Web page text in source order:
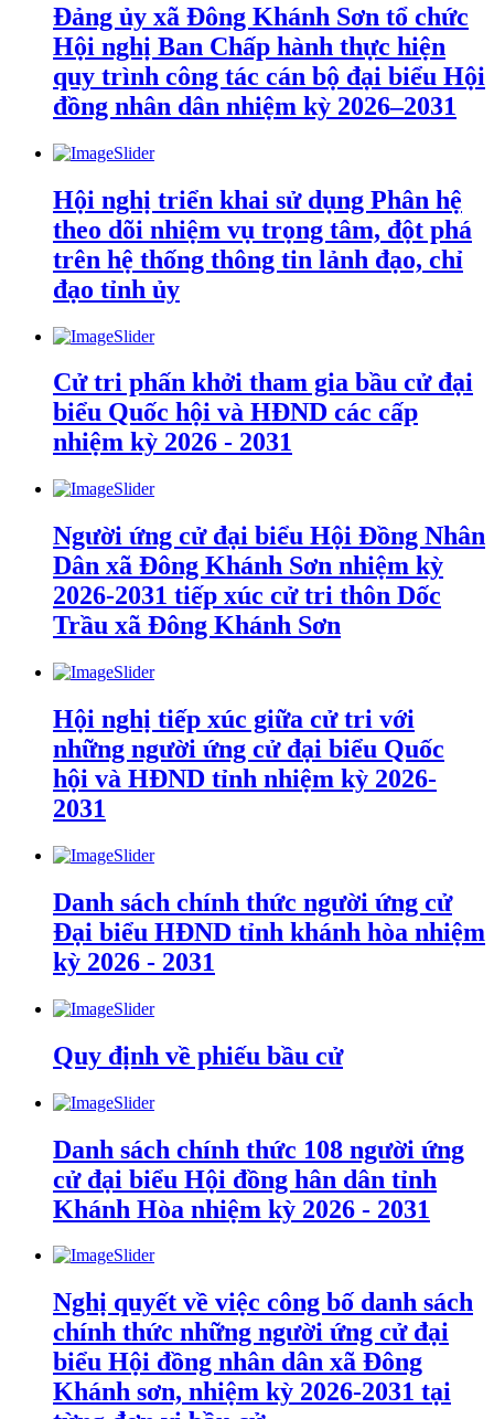
Đảng ủy xã Đông Khánh Sơn tổ chức
Hội nghị Ban Chấp hành thực hiện
quy trình công tác cán bộ đại biểu Hội
đồng nhân dân nhiệm kỳ 2026–2031
Hội nghị triển khai sử dụng Phân hệ
theo dõi nhiệm vụ trọng tâm, đột phá
trên hệ thống thông tin lảnh đạo, chỉ
đạo tỉnh ủy
Cử tri phấn khởi tham gia bầu cử đại
biểu Quốc hội và HĐND các cấp
nhiệm kỳ 2026 - 2031
Người ứng cử đại biểu Hội Đồng Nhân
Dân xã Đông Khánh Sơn nhiệm kỳ
2026-2031 tiếp xúc cử tri thôn Dốc
Trầu xã Đông Khánh Sơn
Hội nghị tiếp xúc giữa cử tri với
những người ứng cử đại biểu Quốc
hội và HĐND tỉnh nhiệm kỳ 2026-
2031
Danh sách chính thức người ứng cử
Đại biểu HĐND tỉnh khánh hòa nhiệm
kỳ 2026 - 2031
Quy định về phiếu bầu cử
Danh sách chính thức 108 người ứng
cử đại biểu Hội đồng hân dân tỉnh
Khánh Hòa nhiệm kỳ 2026 - 2031
Nghị quyết về việc công bố danh sách
chính thức những người ứng cử đại
biểu Hội đồng nhân dân xã Đông
Khánh sơn, nhiệm kỳ 2026-2031 tại